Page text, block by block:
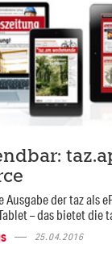
Ausgabe der taz als
– das bietet die
25.04.2016